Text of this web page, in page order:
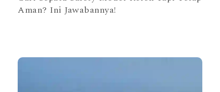
Aman? Ini Jawabannya!